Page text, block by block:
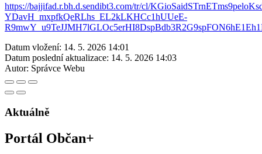
https://bajjifad.r.bh.d.sendibt3.com/tr/cl/
YDavH_mxpfkQeRLhs_EL2kLKHCc1hUUeE-
Datum vložení: 14. 5. 2026 14:01
Datum poslední aktualizace: 14. 5. 2026 14:03
Autor: Správce Webu
Aktuálně
Portál Občan+